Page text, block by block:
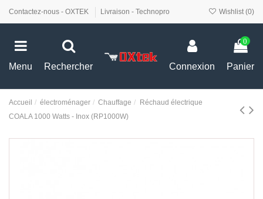
Contactez-nous - OXTEK Livraison - Technopro Wishlist (0)
Menu Rechercher Connexion
0
Panier
Accueil électroménager Chauffage
Réchaud électrique
COALA 1000 Watts - Inox (RP1000W)